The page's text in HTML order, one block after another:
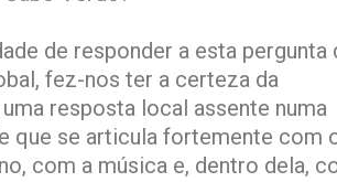
de responder a esta pergunta
fez-nos ter a certeza da
resposta local assente numa
que se articula fortemente com
com a música e, dentro dela,